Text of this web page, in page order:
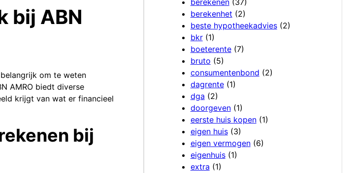
bij ABN
om te weten
AMRO biedt diverse
krijgt van wat er financieel
bij
berekenen(37)
berekenhet (2)
beste hypotheekadvies(2)
bkr(1)
boeterente(7)
bruto (5)
consumentenbond (2)
dagrente(1)
dga (2)
doorgeven(1)
eerste huis kopen(1)
eigen huis(3)
eigen vermogen(6)
eigenhuis(1)
extra (1)